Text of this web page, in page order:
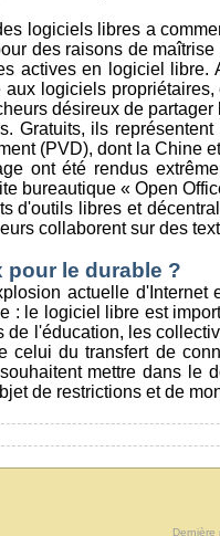
logiciels libres a
des raisons de
actives en logiciel
aux logiciels
désireux de
Gratuits, ils
(PVD), dont la Chine
ont été rendus
bureautique « Open
d'outils libres et
collaborent sur des
pour le durable ?
actuelle
: le logiciel libre est
de l'éducation, les
celui du transfert de
mettre dans
de restrictions et de
Dernière